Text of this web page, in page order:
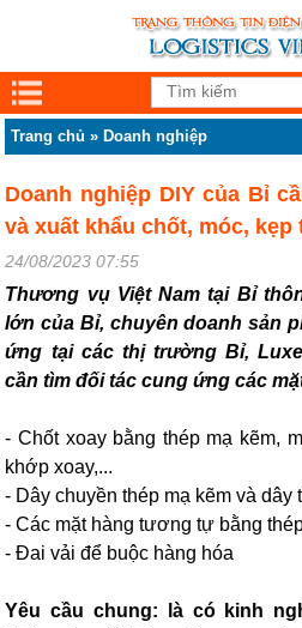
Trang chủ » Doanh nghiệp
Doanh nghiệp DIY của Bỉ
và xuất khẩu chốt, móc, kẹp
24/08/2023 07:55
Thương vụ Việt Nam tại Bỉ
lớn của Bỉ, chuyên doanh sản
ứng tại các thị trường Bỉ,
cần tìm đối tác cung ứng các
- Chốt xoay bằng thép mạ kẽm,
khớp xoay,...
- Dây chuyền thép mạ kẽm và dây
- Các mặt hàng tương tự bằng
- Đai vải để buộc hàng hóa
Yêu cầu chung: là có kinh